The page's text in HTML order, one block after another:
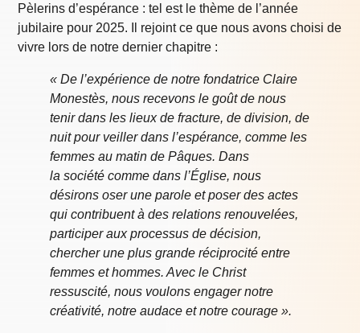
Pèlerins d’espérance : tel est le thème de l’année
jubilaire pour 2025. Il rejoint ce que nous avons choisi de
vivre lors de notre dernier chapitre :
« De l’expérience de notre fondatrice Claire
Monestès, nous recevons le goût de nous
tenir dans les lieux de fracture, de division, de
nuit pour veiller dans l’espérance, comme les
femmes au matin de Pâques. Dans
la société comme dans l’Église, nous
désirons oser une parole et poser des actes
qui contribuent à des relations renouvelées,
participer aux processus de décision,
chercher une plus grande réciprocité entre
femmes et hommes. Avec le Christ
ressuscité, nous voulons engager notre
créativité, notre audace et notre courage ».